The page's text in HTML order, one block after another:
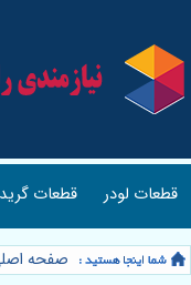
قطعات لودر قطعات
صفحه